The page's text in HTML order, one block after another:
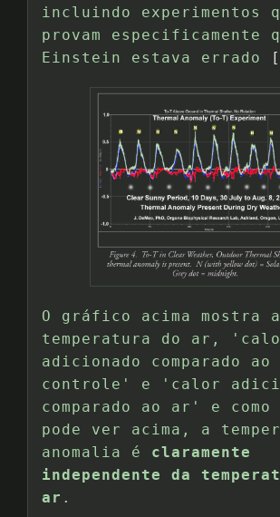
incluindo experimentos
provam especificamente
Einstein estava errado
O gráfico acima mostra a
temperatura do ar,
adicionado comparado ao
controle' e 'calor
comparado ao ar' e como
pode ver acima, a
anomalia é claramente
independente da
ar .